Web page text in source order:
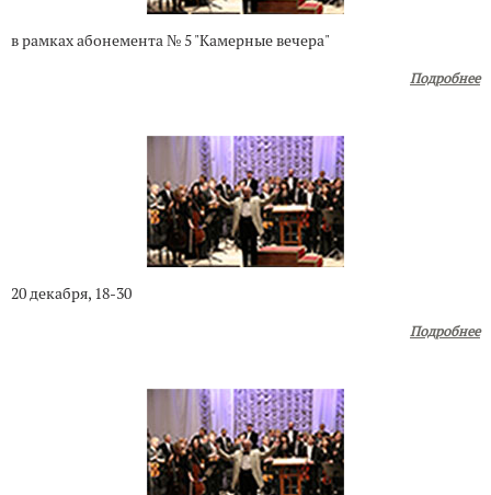
в рамках абонемента № 5 "Камерные вечера"
Подробнее
20 декабря, 18-30
Подробнее